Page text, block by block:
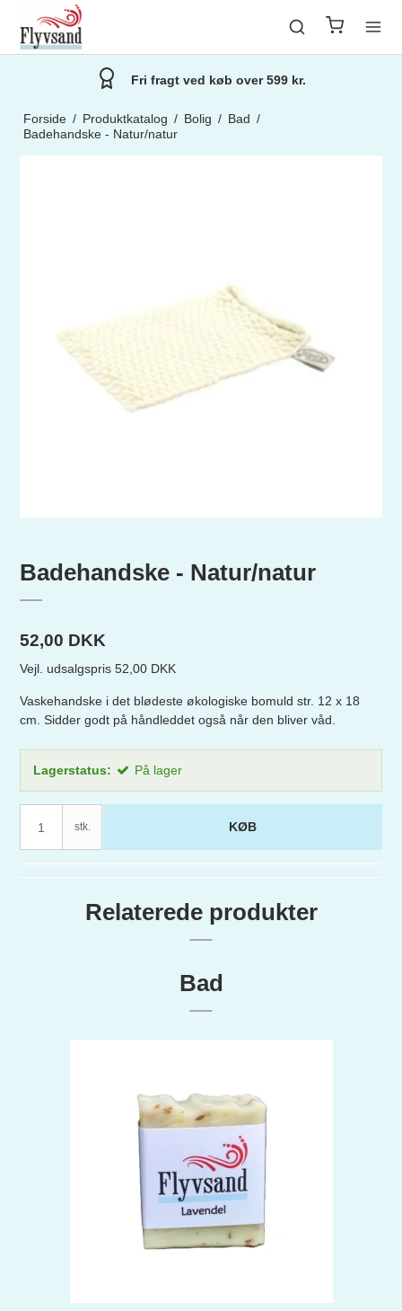
Fri fragt ved køb over 599 kr.
Forside / Produktkatalog / Bolig / Bad /
Badehandske - Natur/natur
Badehandske - Natur/natur
52,00 DKK
Vejl. udsalgspris 52,00 DKK
Vaskehandske i det blødeste økologiske bomuld str. 12 x 18
cm. Sidder godt på håndleddet også når den bliver våd.
Lagerstatus: På lager
stk. KØB
Relaterede produkter
Bad